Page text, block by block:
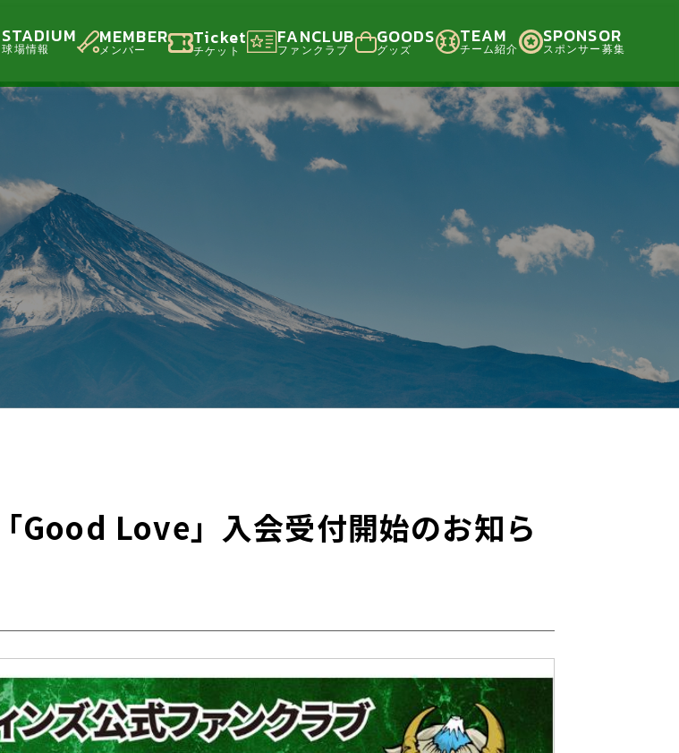
STADIUM
球場情報
MEMBER
メンバー
Ticket
チケット
FANCLUB
ファンクラブ
GOODS
グッズ
TEAM
チーム紹介
SPONSOR
スポンサー募集
Good Love」入会受付開始のお知ら